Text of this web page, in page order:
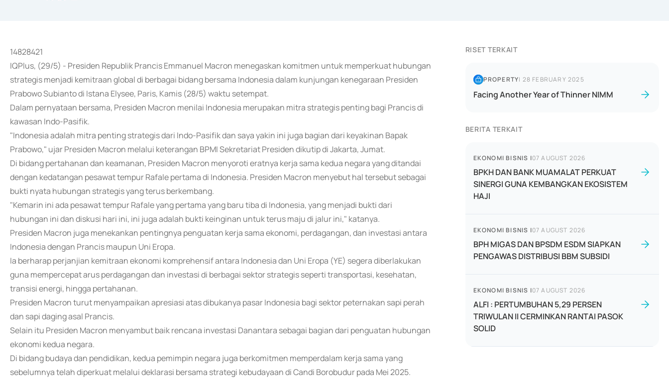
14828421
IQPlus, (29/5) - Presiden Republik Prancis Emmanuel Macron menegaskan komitmen untuk memperkuat hubungan
strategis menjadi kemitraan global di berbagai bidang bersama Indonesia dalam kunjungan kenegaraan Presiden
Prabowo Subianto di Istana Elysee, Paris, Kamis (28/5) waktu setempat.
Dalam pernyataan bersama, Presiden Macron menilai Indonesia merupakan mitra strategis penting bagi Prancis di
kawasan Indo-Pasifik.
"Indonesia adalah mitra penting strategis dari Indo-Pasifik dan saya yakin ini juga bagian dari keyakinan Bapak
Prabowo," ujar Presiden Macron melalui keterangan BPMI Sekretariat Presiden dikutip di Jakarta, Jumat.
Di bidang pertahanan dan keamanan, Presiden Macron menyoroti eratnya kerja sama kedua negara yang ditandai
dengan kedatangan pesawat tempur Rafale pertama di Indonesia. Presiden Macron menyebut hal tersebut sebagai
bukti nyata hubungan strategis yang terus berkembang.
"Kemarin ini ada pesawat tempur Rafale yang pertama yang baru tiba di Indonesia, yang menjadi bukti dari
hubungan ini dan diskusi hari ini, ini juga adalah bukti keinginan untuk terus maju di jalur ini," katanya.
Presiden Macron juga menekankan pentingnya penguatan kerja sama ekonomi, perdagangan, dan investasi antara
Indonesia dengan Prancis maupun Uni Eropa.
Ia berharap perjanjian kemitraan ekonomi komprehensif antara Indonesia dan Uni Eropa (YE) segera diberlakukan
guna mempercepat arus perdagangan dan investasi di berbagai sektor strategis seperti transportasi, kesehatan,
transisi energi, hingga pertahanan.
Presiden Macron turut menyampaikan apresiasi atas dibukanya pasar Indonesia bagi sektor peternakan sapi perah
dan sapi daging asal Prancis.
Selain itu Presiden Macron menyambut baik rencana investasi Danantara sebagai bagian dari penguatan hubungan
ekonomi kedua negara.
Di bidang budaya dan pendidikan, kedua pemimpin negara juga berkomitmen memperdalam kerja sama yang
sebelumnya telah diperkuat melalui deklarasi bersama strategi kebudayaan di Candi Borobudur pada Mei 2025.
RISET TERKAIT
PROPERTY| 28 FEBRUARY 2025
Facing Another Year of Thinner NIMM
BERITA TERKAIT
EKONOMI BISNIS |07 AUGUST 2026
BPKH DAN BANK MUAMALAT PERKUAT
SINERGI GUNA KEMBANGKAN EKOSISTEM
HAJI
EKONOMI BISNIS |07 AUGUST 2026
BPH MIGAS DAN BPSDM ESDM SIAPKAN
PENGAWAS DISTRIBUSI BBM SUBSIDI
EKONOMI BISNIS |07 AUGUST 2026
ALFI : PERTUMBUHAN 5,29 PERSEN
TRIWULAN II CERMINKAN RANTAI PASOK
SOLID